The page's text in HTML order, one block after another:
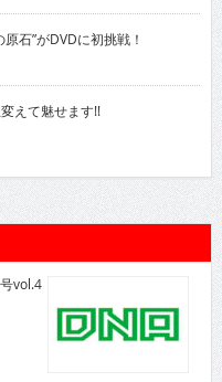
石”がDVDに初挑戦！
えて魅せます!!
vol.4